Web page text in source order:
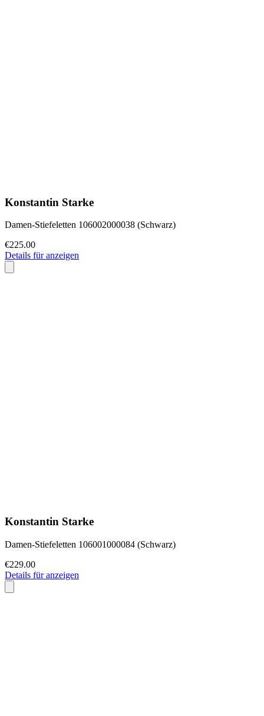
Konstantin Starke
Damen-Stiefeletten 106002000038 (Schwarz)
€225.00
Details für anzeigen
Konstantin Starke
Damen-Stiefeletten 106001000084 (Schwarz)
€229.00
Details für anzeigen